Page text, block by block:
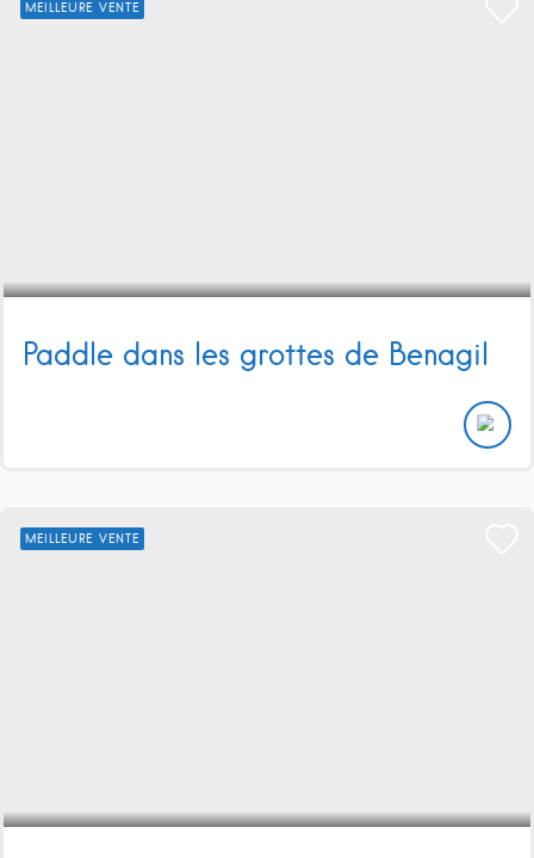
MEILLEURE VENTE
Paddle dans les grottes de Benagil
MEILLEURE VENTE